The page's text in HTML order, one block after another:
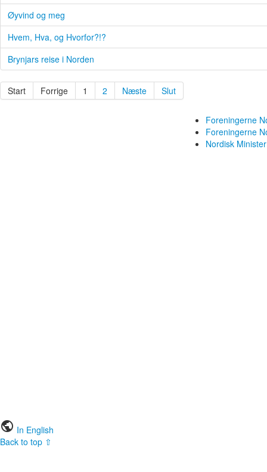
Øyvind og meg
Hvem, Hva, og Hvorfor?!?
Brynjars reise i Norden
Start Forrige 1 2 Næste Slut
Foreningerne
Foreningerne
Nordisk
public In English
Back to top ⇧